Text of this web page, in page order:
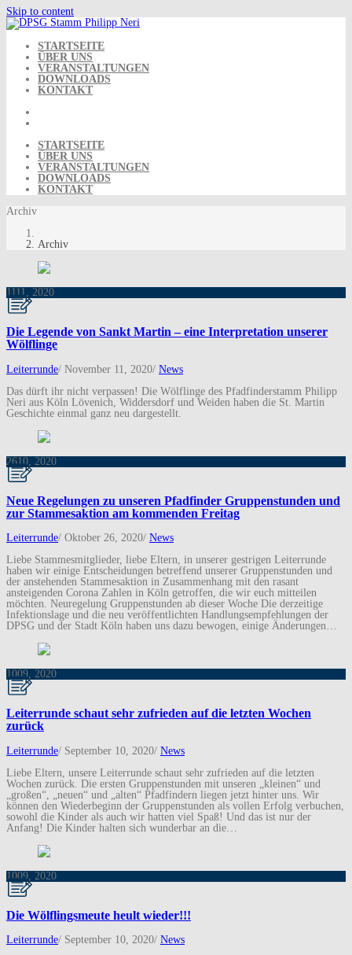
Skip to content
STARTSEITE
ÜBER UNS
VERANSTALTUNGEN
DOWNLOADS
KONTAKT
STARTSEITE
ÜBER UNS
VERANSTALTUNGEN
DOWNLOADS
KONTAKT
Archiv
Archiv
1111, 2020
Die Legende von Sankt Martin – eine Interpretation unserer
Wölflinge
Leiterrunde/ November 11, 2020/ News
Das dürft ihr nicht verpassen! Die Wölflinge des Pfadfinderstamm Philipp
Neri aus Köln Lövenich, Widdersdorf und Weiden haben die St. Martin
Geschichte einmal ganz neu dargestellt.
2610, 2020
Neue Regelungen zu unseren Pfadfinder Gruppenstunden und
zur Stammesaktion am kommenden Freitag
Leiterrunde/ Oktober 26, 2020/ News
Liebe Stammesmitglieder, liebe Eltern, in unserer gestrigen Leiterrunde
haben wir einige Entscheidungen betreffend unserer Gruppenstunden und
der anstehenden Stammesaktion in Zusammenhang mit den rasant
ansteigenden Corona Zahlen in Köln getroffen, die wir euch mitteilen
möchten. Neuregelung Gruppenstunden ab dieser Woche Die derzeitige
Infektionslage und die neu veröffentlichten Handlungsempfehlungen der
DPSG und der Stadt Köln haben uns dazu bewogen, einige Änderungen…
1009, 2020
Leiterrunde schaut sehr zufrieden auf die letzten Wochen
zurück
Leiterrunde/ September 10, 2020/ News
Liebe Eltern, unsere Leiterrunde schaut sehr zufrieden auf die letzten
Wochen zurück. Die ersten Gruppenstunden mit unseren „kleinen“ und
„großen“, „neuen“ und „alten“ Pfadfindern liegen jetzt hinter uns. Wir
können den Wiederbeginn der Gruppenstunden als vollen Erfolg verbuchen,
sowohl die Kinder als auch wir hatten viel Spaß! Und das ist nur der
Anfang! Die Kinder halten sich wunderbar an die…
1009, 2020
Die Wölflingsmeute heult wieder!!!
Leiterrunde/ September 10, 2020/ News